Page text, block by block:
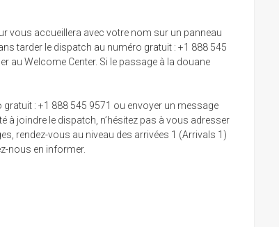
vous accueillera avec votre nom sur un panneau
tarder le dispatch au numéro gratuit : +1 888 545
au Welcome Center. Si le passage à la douane
: +1 888 545 9571 ou envoyer un message
joindre le dispatch, n’hésitez pas à vous adresser
rendez-vous au niveau des arrivées 1 (Arrivals 1)
nous en informer.